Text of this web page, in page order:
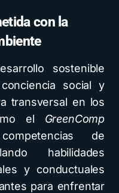
con la
sostenible
social y
transversal en los
el GreenComp
de
habilidades
y conductuales
para enfrentar